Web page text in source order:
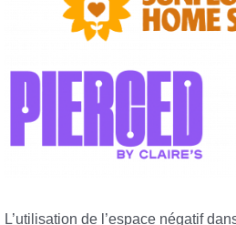
L’utilisation de l’espace négatif